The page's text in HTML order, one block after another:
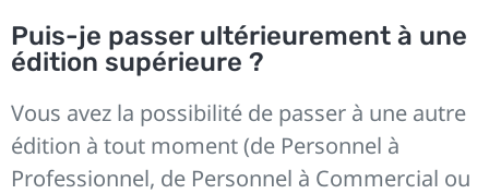
Puis-je passer ultérieurement à une
édition supérieure ?
Vous avez la possibilité de passer à une autre
édition à tout moment (de Personnel à
Professionnel, de Personnel à Commercial ou